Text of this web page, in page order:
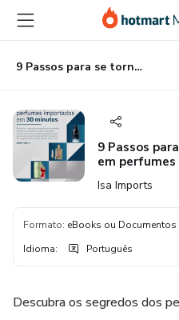
para
conteúdo
principal
para
pagamento
para
rodapé
9 Passos para se tornar um especialista em perfumes importados em 30 minutos
9 Passos
em
Isa Imports
Formato: eBooks ou Documentos
Idioma: Português
Descubra os segredos dos